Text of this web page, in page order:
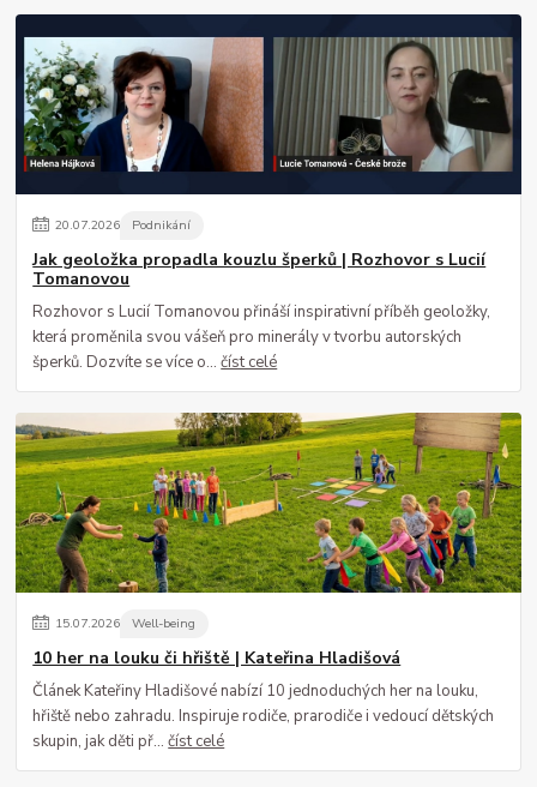
20.07.2026 Podnikání
Jak geoložka propadla kouzlu šperků | Rozhovor s Lucií
Tomanovou
Rozhovor s Lucií Tomanovou přináší inspirativní příběh geoložky,
která proměnila svou vášeň pro minerály v tvorbu autorských
šperků. Dozvíte se více o...číst celé
15.07.2026 Well-being
10 her na louku či hřiště | Kateřina Hladišová
Článek Kateřiny Hladišové nabízí 10 jednoduchých her na louku,
hřiště nebo zahradu. Inspiruje rodiče, prarodiče i vedoucí dětských
skupin, jak děti př...číst celé